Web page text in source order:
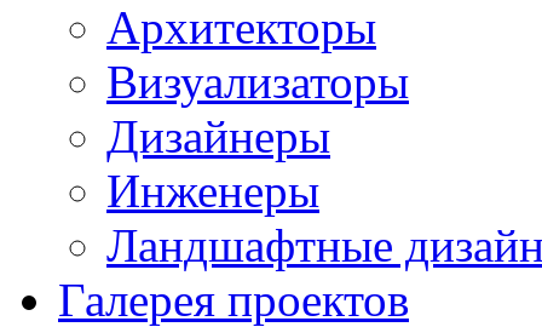
Архитекторы
Визуализаторы
Дизайнеры
Инженеры
Ландшафтные
Галерея проектов